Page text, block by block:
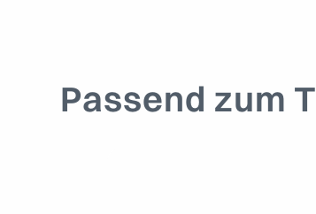
Passend zum